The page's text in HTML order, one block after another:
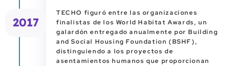
TECHO figuró entre las organizaciones
finalistas de los World Habitat Awards, un
galardón entregado anualmente por Building
and Social Housing Foundation (BSHF),
distinguiendo a los proyectos de
asentamientos humanos que proporcionan
2017